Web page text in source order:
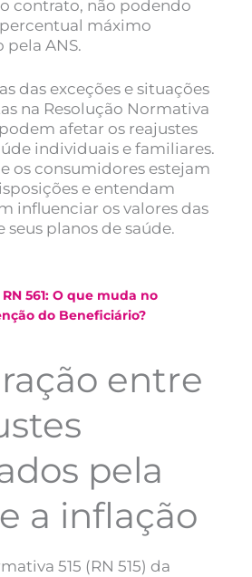
contrato, não podendo
máximo
pela ANS.
das exceções e situações
na Resolução Normativa
afetar os reajustes
individuais e familiares.
os consumidores estejam
e entendam
influenciar os valores das
seus planos de saúde.
RN 561: O que muda no
do Beneficiário?
entre
pela
a inflação
515 (RN 515) da